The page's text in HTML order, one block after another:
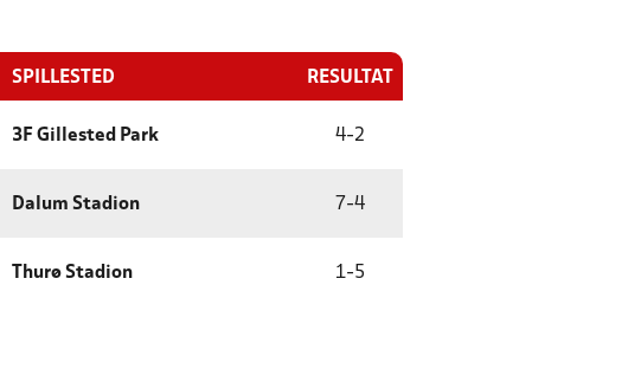
SPILLESTED RESULTAT
3F Gillested Park 4-2
Dalum Stadion 7 -4
Thurø Stadion 1-5